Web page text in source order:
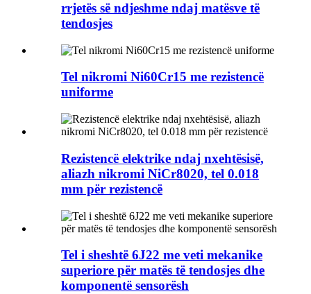
rrjetës së ndjeshme ndaj matësve të
tendosjes
Tel nikromi Ni60Cr15 me rezistencë
uniforme
Rezistencë elektrike ndaj nxehtësisë,
aliazh nikromi NiCr8020, tel 0.018
mm për rezistencë
Tel i sheshtë 6J22 me veti mekanike
superiore për matës të tendosjes dhe
komponentë sensorësh